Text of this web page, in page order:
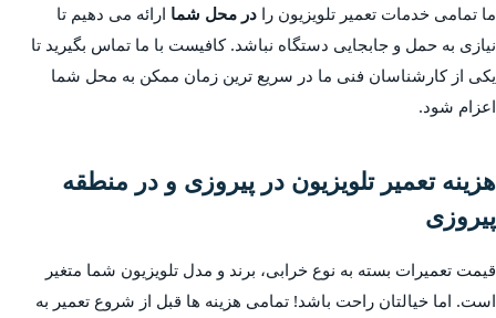
ما تمامی خدمات تعمیر تلویزیون را در محل شما ارائه می دهیم تا
نیازی به حمل و جابجایی دستگاه نباشد. کافیست با ما تماس بگیرید تا
یکی از کارشناسان فنی ما در سریع ترین زمان ممکن به محل شما
اعزام شود.
هزینه تعمیر تلویزیون در پیروزی و در منطقه
پیروزی
قیمت تعمیرات بسته به نوع خرابی، برند و مدل تلویزیون شما متغیر
است. اما خیالتان راحت باشد! تمامی هزینه ها قبل از شروع تعمیر به